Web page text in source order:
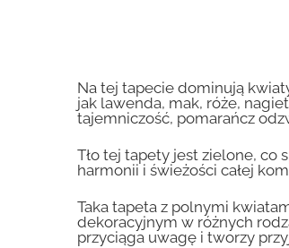
Na tej tapecie dominują
jak lawenda, mak, róże,
tajemniczość, pomarańcz
Tło tej tapety jest zielone, co
harmonii i świeżości całej
Taka tapeta z polnymi
dekoracyjnym w różnych
przyciąga uwagę i tworzy